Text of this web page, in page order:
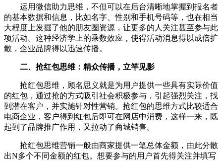
运用微信助力思维，不但可以在后台清晰地掌握到报名者
的基本数据和信息，比如名字、性别和手机号码等，也在相当
大程度上发掘了他的朋友圈资源，让更多的人关注甚至参与此
项活动。这种经济学上的乘数效应，使得活动消息得以成倍扩
散，企业品牌得以迅速传播。
二、抢红包思维：精众传播，立竿见影
抢红包思维，顾名思义就是为用户提供一些具有实际价值
的红包，通过抢的方式吸引社会积极参与，引起强烈关注，找
到潜在客户，并实施针对性营销。抢红包的思维方式比较适合
电商企业，客户得到红包后即可在网店中消费，这样一来，既
起到了品牌推广作用，又拉动了商城销售。
抢红包思维营销一般由商家提供一笔总体金额，由此分散
出N多个不同金额的红包。想要参与的用户首先得关注并填写